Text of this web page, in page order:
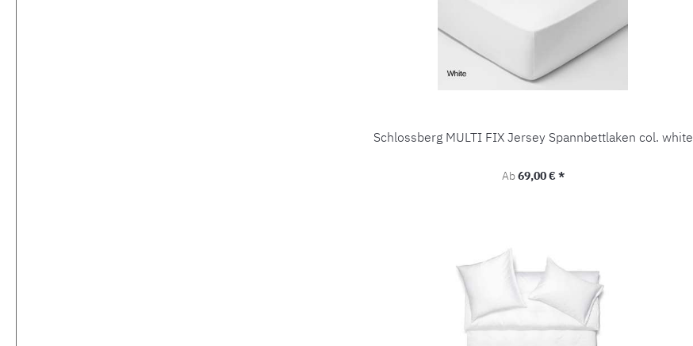
Schlossberg MULTI FIX Jersey Spannbettlaken col. white
Regulärer Preis:
Ab69,00 € *